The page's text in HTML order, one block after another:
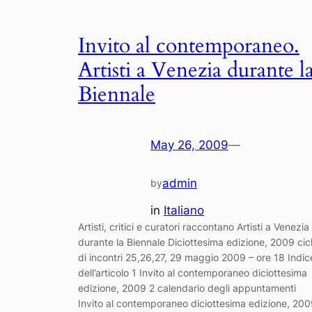
Invito al contemporaneo.
Artisti a Venezia durante
Biennale
May 26, 2009—
byadmin
in Italiano
Artisti, critici e curatori raccontano Artisti a Venezia
durante la Biennale Diciottesima edizione, 2009
di incontri 25,26,27, 29 maggio 2009 – ore 18
dell’articolo 1 Invito al contemporaneo diciottesima
edizione, 2009 2 calendario degli appuntamenti
Invito al contemporaneo diciottesima edizione,